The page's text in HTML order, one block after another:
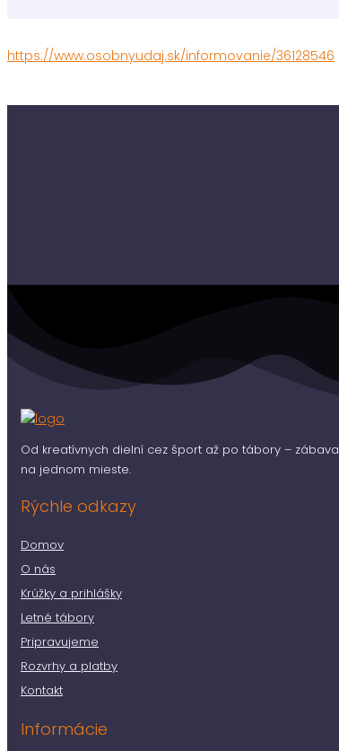
https://www.osobnyudaj.sk/informovanie/36128546
Od kreatívnych dielní cez šport až po tábory – zábava
na jednom mieste.
Rýchle odkazy
Domov
O nás
Krúžky a prihlášky
Letné tábory
Pripravujeme
Rozvrhy a platby
Kontakt
Informácie